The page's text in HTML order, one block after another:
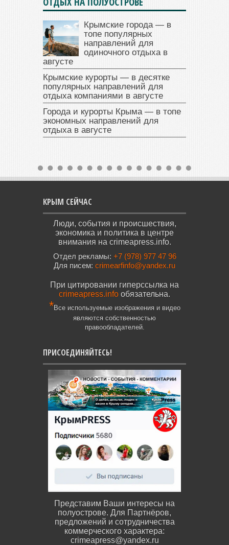
Крымские города — в
топе популярных
направлений для
одиночного отдыха в
августе
Крымские курорты — в десятке
популярных направлений для
отдыха компаниями в августе
Города и курорты Крыма — в топе
экономных направлений для
отдыха в августе
КРЫМ СЕЙЧАС
Люди, события и происшествия,
экономика и политика в центре
внимания на crimeapress.info.
Отдел рекламы: +7 (978) 977 47 96
Для писем: crimearfinfo@yandex.ru
При цитировании гиперссылка на
crimeapress.info обязательна.
*Все используемые изображения и видео
являются собственностью
правообладателей.
ПРИСОЕДИНЯЙТЕСЬ!
Представим Ваши интересы на
полуострове. Для Партнёров,
предложений и сотрудничества
коммерческого характера:
crimeapress@yandex.ru